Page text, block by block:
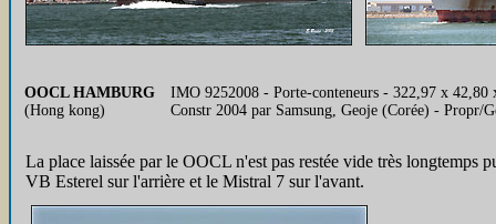
OOCL HAMBURG
(Hong kong)
IMO 9252008 - Porte-conteneurs - 322,97 x
Constr 2004 par Samsung, Geoje (Corée) -
La place laissée par le OOCL n'est pas restée vide très longtemps
VB Esterel sur l'arrière et le Mistral 7 sur l'avant.